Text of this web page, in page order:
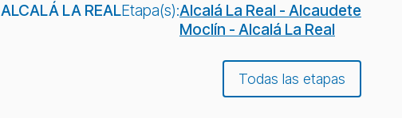
ALCALÁ LA REALEtapa(s):Alcalá La Real - Alcaudete
Moclín - Alcalá La Real
Todas las etapas